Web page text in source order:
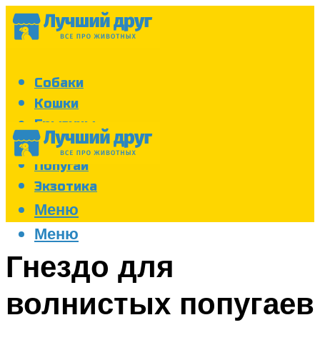
Собаки
Кошки
Грызуны
Аквариум
Попугаи
Экзотика
Меню
Меню
Гнездо для
волнистых попугаев